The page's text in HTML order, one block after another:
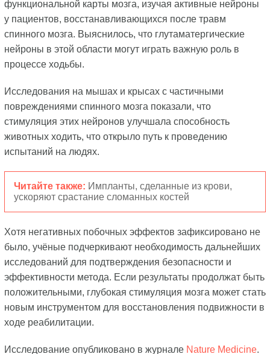
функциональной карты мозга, изучая активные нейроны
у пациентов, восстанавливающихся после травм
спинного мозга. Выяснилось, что глутаматергические
нейроны в этой области могут играть важную роль в
процессе ходьбы.
Исследования на мышах и крысах с частичными
повреждениями спинного мозга показали, что
стимуляция этих нейронов улучшала способность
животных ходить, что открыло путь к проведению
испытаний на людях.
Читайте также: Импланты, сделанные из крови,
ускоряют срастание сломанных костей
Хотя негативных побочных эффектов зафиксировано не
было, учёные подчеркивают необходимость дальнейших
исследований для подтверждения безопасности и
эффективности метода. Если результаты продолжат быть
положительными, глубокая стимуляция мозга может стать
новым инструментом для восстановления подвижности в
ходе реабилитации.
Исследование опубликовано в журнале Nature Medicine.